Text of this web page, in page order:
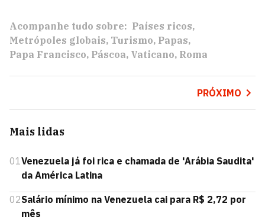
Acompanhe tudo sobre: Países ricos
Metrópoles globais Turismo Papas
Papa Francisco Páscoa Vaticano Roma
PRÓXIMO
Mais lidas
01Venezuela já foi rica e chamada de 'Arábia Saudita'
da América Latina
02Salário mínimo na Venezuela cai para R$ 2,72 por
mês